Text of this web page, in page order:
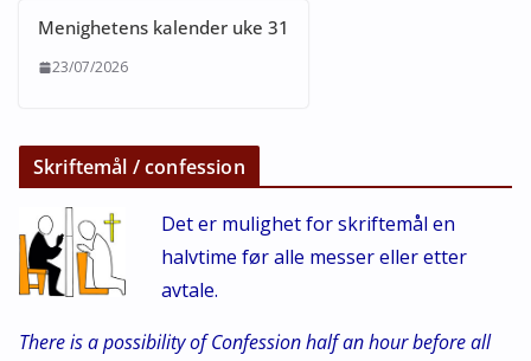
Menighetens kalender uke 31
23/07/2026
Skriftemål / confession
Det er mulighet for skriftemål en
halvtime før alle messer eller etter
avtale.
There is a possibility of Confession half an hour before all